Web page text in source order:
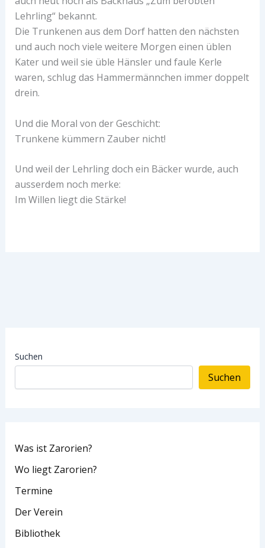
Lehrling“ bekannt.
Die Trunkenen aus dem Dorf hatten den nächsten
und auch noch viele weitere Morgen einen üblen
Kater und weil sie üble Hänsler und faule Kerle
waren, schlug das Hammermännchen immer doppelt
drein.
Und die Moral von der Geschicht:
Trunkene kümmern Zauber nicht!
Und weil der Lehrling doch ein Bäcker wurde, auch
ausserdem noch merke:
Im Willen liegt die Stärke!
Suchen
Suchen
Was ist Zarorien?
Wo liegt Zarorien?
Termine
Der Verein
Bibliothek